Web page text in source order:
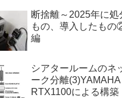
断捨離～2025年に処
もの、導入したもの
編
シアタールームのネ
ーク分離(3)YAMAHA
RTX1100による構築